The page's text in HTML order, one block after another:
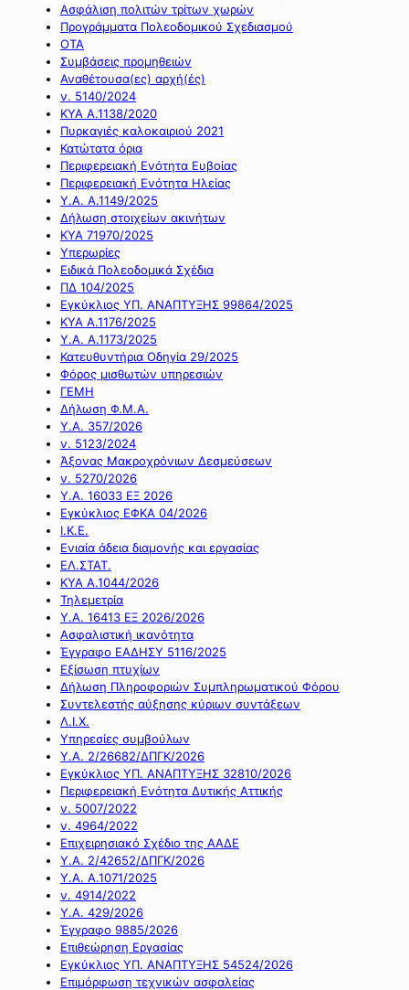
Ασφάλιση πολιτών τρίτων χωρών
Προγράμματα Πολεοδομικού Σχεδιασμού
ΟΤΑ
Συμβάσεις προμηθειών
Αναθέτουσα(ες) αρχή(ές)
ν. 5140/2024
ΚΥΑ Α.1138/2020
Πυρκαγιές καλοκαιριού 2021
Κατώτατα όρια
Περιφερειακή Ενότητα Ευβοίας
Περιφερειακή Ενότητα Ηλείας
Υ.Α. Α.1149/2025
Δήλωση στοιχείων ακινήτων
ΚΥΑ 71970/2025
Υπερωρίες
Ειδικά Πολεοδομικά Σχέδια
ΠΔ 104/2025
Εγκύκλιος ΥΠ. ΑΝΑΠΤΥΞΗΣ 99864/2025
ΚΥΑ Α.1176/2025
Υ.Α. Α.1173/2025
Κατευθυντήρια Οδηγία 29/2025
Φόρος μισθωτών υπηρεσιών
ΓΕΜΗ
Δήλωση Φ.Μ.Α.
Υ.Α. 357/2026
ν. 5123/2024
Άξονας Μακροχρόνιων Δεσμεύσεων
ν. 5270/2026
Υ.Α. 16033 ΕΞ 2026
Εγκύκλιος ΕΦΚΑ 04/2026
Ι.Κ.Ε.
Ενιαία άδεια διαμονής και εργασίας
ΕΛ.ΣΤΑΤ.
ΚΥΑ Α.1044/2026
Τηλεμετρία
Υ.Α. 16413 ΕΞ 2026/2026
Ασφαλιστική ικανότητα
Έγγραφο ΕΑΔΗΣΥ 5116/2025
Εξίσωση πτυχίων
Δήλωση Πληροφοριών Συμπληρωματικού Φόρου
Συντελεστής αύξησης κύριων συντάξεων
Λ.Ι.Χ.
Υπηρεσίες συμβούλων
Υ.Α. 2/26682/ΔΠΓΚ/2026
Εγκύκλιος ΥΠ. ΑΝΑΠΤΥΞΗΣ 32810/2026
Περιφερειακή Ενότητα Δυτικής Αττικής
ν. 5007/2022
ν. 4964/2022
Επιχειρησιακό Σχέδιο της ΑΑΔΕ
Υ.Α. 2/42652/ΔΠΓΚ/2026
Υ.Α. Α.1071/2025
ν. 4914/2022
Υ.Α. 429/2026
Έγγραφο 9885/2026
Επιθεώρηση Εργασίας
Εγκύκλιος ΥΠ. ΑΝΑΠΤΥΞΗΣ 54524/2026
Επιμόρφωση τεχνικών ασφαλείας